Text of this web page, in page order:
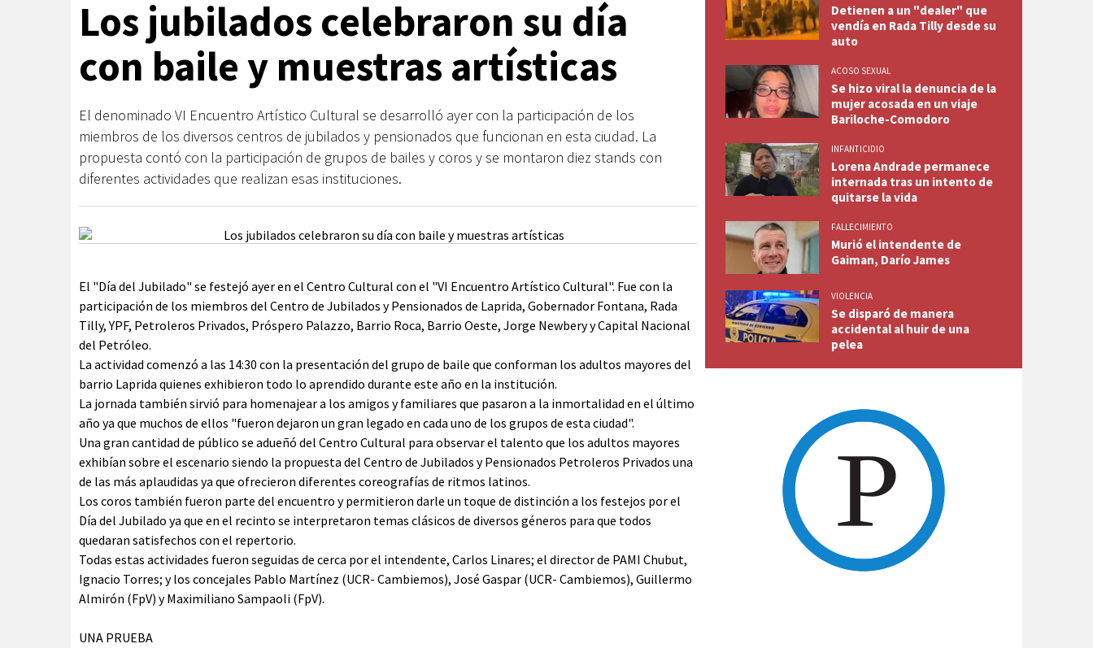
Los jubilados celebraron su día
con baile y muestras artísticas
El denominado VI Encuentro Artístico Cultural se desarrolló ayer con la participación de los
miembros de los diversos centros de jubilados y pensionados que funcionan en esta ciudad. La
propuesta contó con la participación de grupos de bailes y coros y se montaron diez stands con
diferentes actividades que realizan esas instituciones.
El "Día del Jubilado" se festejó ayer en el Centro Cultural con el "VI Encuentro Artístico Cultural". Fue con la
participación de los miembros del Centro de Jubilados y Pensionados de Laprida, Gobernador Fontana, Rada
Tilly, YPF, Petroleros Privados, Próspero Palazzo, Barrio Roca, Barrio Oeste, Jorge Newbery y Capital Nacional
del Petróleo.
La actividad comenzó a las 14:30 con la presentación del grupo de baile que conforman los adultos mayores del
barrio Laprida quienes exhibieron todo lo aprendido durante este año en la institución.
La jornada también sirvió para homenajear a los amigos y familiares que pasaron a la inmortalidad en el último
año ya que muchos de ellos "fueron dejaron un gran legado en cada uno de los grupos de esta ciudad".
Una gran cantidad de público se adueñó del Centro Cultural para observar el talento que los adultos mayores
exhibían sobre el escenario siendo la propuesta del Centro de Jubilados y Pensionados Petroleros Privados una
de las más aplaudidas ya que ofrecieron diferentes coreografías de ritmos latinos.
Los coros también fueron parte del encuentro y permitieron darle un toque de distinción a los festejos por el
Día del Jubilado ya que en el recinto se interpretaron temas clásicos de diversos géneros para que todos
quedaran satisfechos con el repertorio.
Todas estas actividades fueron seguidas de cerca por el intendente, Carlos Linares; el director de PAMI Chubut,
Ignacio Torres; y los concejales Pablo Martínez (UCR- Cambiemos), José Gaspar (UCR- Cambiemos), Guillermo
Almirón (FpV) y Maximiliano Sampaoli (FpV).
UNA PRUEBA
Detienen a un "dealer" que
vendía en Rada Tilly desde su
auto
ACOSO SEXUAL
Se hizo viral la denuncia de la
mujer acosada en un viaje
Bariloche-Comodoro
INFANTICIDIO
Lorena Andrade permanece
internada tras un intento de
quitarse la vida
FALLECIMIENTO
Murió el intendente de
Gaiman, Darío James
VIOLENCIA
Se disparó de manera
accidental al huir de una
pelea